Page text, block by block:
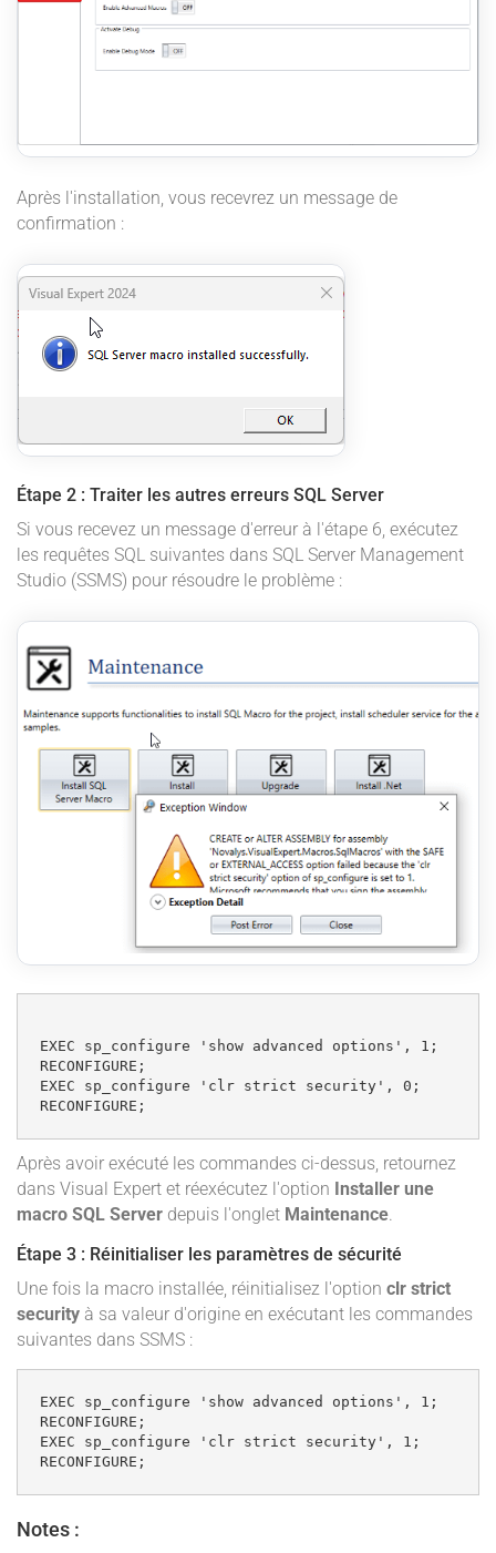
Après l'installation, vous recevrez un message de
confirmation :
Étape 2 : Traiter les autres erreurs SQL Server
Si vous recevez un message d'erreur à l'étape 6, exécutez
les requêtes SQL suivantes dans SQL Server Management
Studio (SSMS) pour résoudre le problème :
EXEC sp_configure 'show advanced options', 1;
RECONFIGURE;
EXEC sp_configure 'clr strict security', 0;
Après avoir exécuté les commandes ci-dessus, retournez
dans Visual Expert et réexécutez l'option Installer une
macro SQL Server depuis l'onglet Maintenance.
Étape 3 : Réinitialiser les paramètres de sécurité
Une fois la macro installée, réinitialisez l'option clr strict
security à sa valeur d'origine en exécutant les commandes
suivantes dans SSMS :
EXEC sp_configure 'show advanced options', 1;
RECONFIGURE;
EXEC sp_configure 'clr strict security', 1;
Notes :